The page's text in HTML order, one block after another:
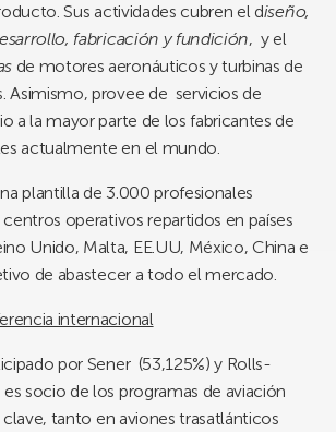
Sus actividades cubren el diseño,
fabricación y fundición, y el
de motores aeronáuticos y turbinas de
Asimismo, provee de servicios de
a la mayor parte de los fabricantes de
actualmente en el mundo.
plantilla de 3.000 profesionales
operativos repartidos en países
Unido, Malta, EE.UU, México, China e
de abastecer a todo el mercado.
internacional
por Sener (53,125%) y Rolls-
es socio de los programas de aviación
tanto en aviones trasatlánticos